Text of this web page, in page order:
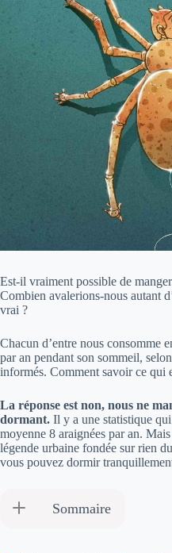
Est-il vraiment possible de
Combien avalerions-nous autant
vrai ?
Chacun d’entre nous consomme
par an pendant son sommeil,
informés. Comment savoir ce qui
La réponse est non, nous ne
dormant. Il y a une statistique
moyenne 8 araignées par an.
légende urbaine fondée sur rien
vous pouvez dormir
Sommaire